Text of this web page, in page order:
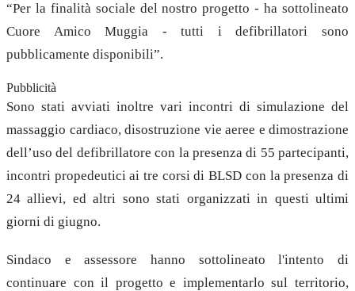
“Per la finalità sociale del nostro progetto - ha sottolineato
Cuore Amico Muggia - tutti i defibrillatori sono
pubblicamente disponibili”.
Pubblicità
Sono stati avviati inoltre vari incontri di simulazione del
massaggio cardiaco, disostruzione vie aeree e dimostrazione
dell’uso del defibrillatore con la presenza di 55 partecipanti,
incontri propedeutici ai tre corsi di BLSD con la presenza di
24 allievi, ed altri sono stati organizzati in questi ultimi
giorni di giugno.
Sindaco e assessore hanno sottolineato l'intento di
continuare con il progetto e implementarlo sul territorio,